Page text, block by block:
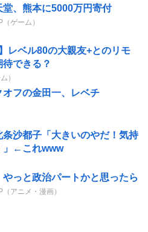
堂、熊本に5000万円寄付
ゲーム）
レベル80の大親友+とのリモ
できる？
）
オフの金田一、レベチ
沙都子「大きいのやだ！気持
」←これwww
やっと政治パートかと思ったら
アニメ・漫画）